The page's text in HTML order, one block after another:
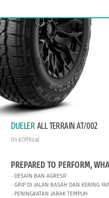
DUELER ALL TERRAIN AT/002
On & Off Road
PREPARED TO PERFORM,
DESAIN BAN AGRESIF
GRIP DI JALAN BASAH DAN KERING
PENINGKATAN JARAK TEMPUH